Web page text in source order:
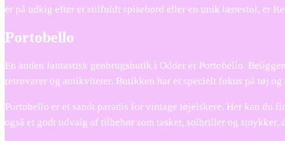
er på udkig efter et stilfuldt spisebord eller en unik lænestol, er
Portobello
En anden fantastisk genbrugsbutik i Odder er Portobello.
retrovarer og antikviteter. Butikken har et specielt fokus på tøj og
Portobello er et sandt paradis for vintage tøjelskere. Her kan du
også et godt udvalg af tilbehør som tasker, solbriller og